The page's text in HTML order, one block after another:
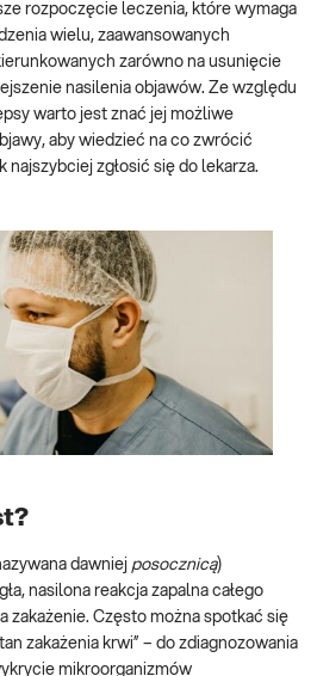
rozpoczęcie leczenia, które wymaga
wielu, zaawansowanych
zarówno na usunięcie
nasilenia objawów. Ze względu
warto jest znać jej możliwe
aby wiedzieć na co zwrócić
najszybciej zgłosić się do lekarza.
dawniej posocznicą)
nasilona reakcja zapalna całego
zakażenie. Często można spotkać się
zakażenia krwi” – do zdiagnozowania
mikroorganizmów